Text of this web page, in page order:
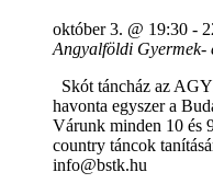
október 3. @ 19:30 -
Angyalföldi Gyermek-
Skót táncház az
havonta egyszer a
Várunk minden 10 és
country táncok
info@bstk.hu